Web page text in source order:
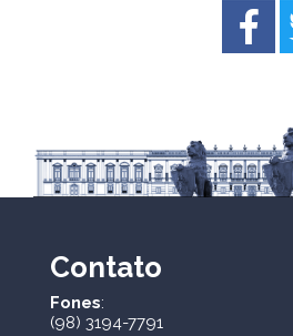
Contato
Fones:
(98) 3194-7791